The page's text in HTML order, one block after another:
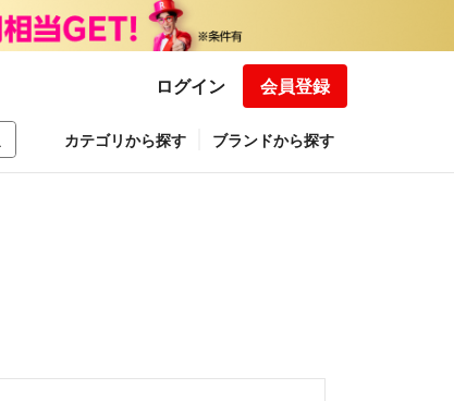
ログイン 会員登録
カテゴリから探す ブランドから探す